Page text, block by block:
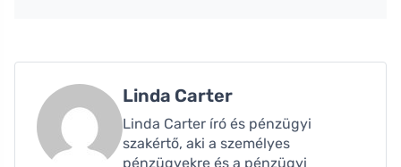
Linda Carter
Linda Carter író és pénzügyi
szakértő, aki a személyes
pénzügyekre és a pénzügyi